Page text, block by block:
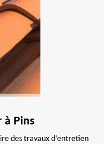
à Pins
des travaux d’entretien